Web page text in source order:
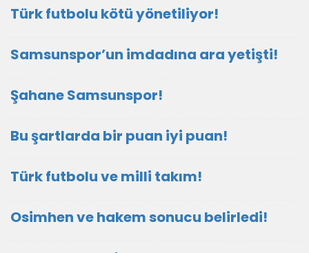
Türk futbolu kötü yönetiliyor!
Samsunspor’un imdadına ara yetişti!
Şahane Samsunspor!
Bu şartlarda bir puan iyi puan!
Türk futbolu ve milli takım!
Osimhen ve hakem sonucu belirledi!